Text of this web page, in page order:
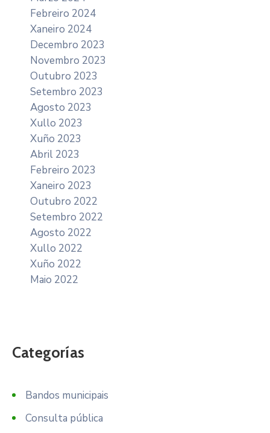
Febreiro 2024
Xaneiro 2024
Decembro 2023
Novembro 2023
Outubro 2023
Setembro 2023
Agosto 2023
Xullo 2023
Xuño 2023
Abril 2023
Febreiro 2023
Xaneiro 2023
Outubro 2022
Setembro 2022
Agosto 2022
Xullo 2022
Xuño 2022
Maio 2022
Categorías
Bandos municipais
Consulta pública